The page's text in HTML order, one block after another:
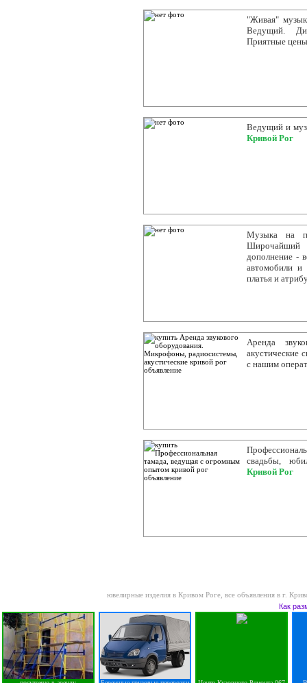
"Живая"
Ведущий.
Приятные
Ведущий и
Кривой Рог
Музыка на
Широчайший
дополнение -
автомобили и
платья и
Аренда
акустические
с нашим
свадьбы,
Кривой Рог
ювелирные изделия в Кривом Роге ,все объявления в г.
Как